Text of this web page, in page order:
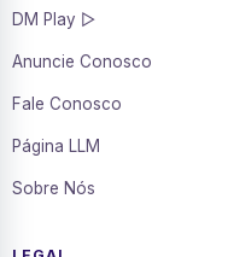
DM Play ▷
Anuncie Conosco
Fale Conosco
Página LLM
Sobre Nós